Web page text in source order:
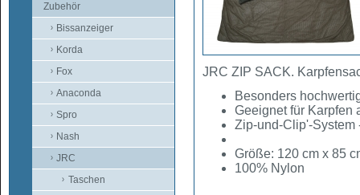
Zubehör
Bissanzeiger
Korda
Fox
Anaconda
Spro
Nash
JRC
Taschen
JRC ZIP SACK.
Besonders
Geeignet für Karpfen
Zip-und-Clip'-System
Größe: 120 cm x 85
100% Nylon